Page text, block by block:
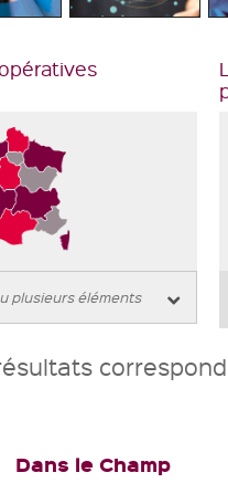
Dans le Champ